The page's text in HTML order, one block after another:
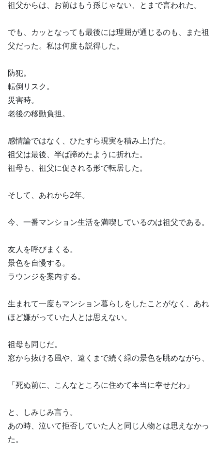
祖父からは、お前はもう孫じゃない、とまで言われた。
でも、カッとなっても最後には理屈が通じるのも、また祖
父だった。私は何度も説得した。
防犯。
転倒リスク。
災害時。
老後の移動負担。
感情論ではなく、ひたすら現実を積み上げた。
祖父は最後、半ば諦めたように折れた。
祖母も、祖父に促される形で転居した。
そして、あれから2年。
今、一番マンション生活を満喫しているのは祖父である。
友人を呼びまくる。
景色を自慢する。
ラウンジを案内する。
生まれて一度もマンション暮らしをしたことがなく、あれ
ほど嫌がっていた人とは思えない。
祖母も同じだ。
窓から抜ける風や、遠くまで続く緑の景色を眺めながら、
「死ぬ前に、こんなところに住めて本当に幸せだわ」
と、しみじみ言う。
あの時、泣いて拒否していた人と同じ人物とは思えなかっ
た。